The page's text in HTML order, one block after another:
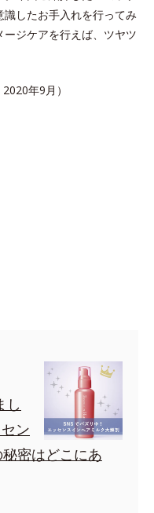
したお手入れを行ってみ
ジケアを行えば、ツヤツ
年9月）
し
ン
密はどこにあ